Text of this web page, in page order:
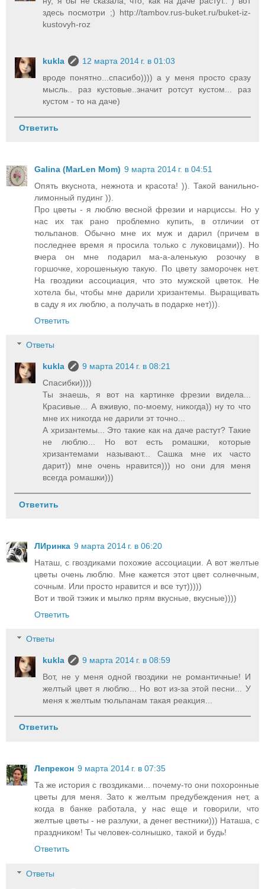
здесь посмотри ;) http://tambov.rus-buket.ru/buket-iz-
kustovyh-roz
kukla
12 марта 2014 г. в 01:03
вроде понятно...спасибо)))) а у меня просто сразу
мысль.. раз кустовые..значит ротсут кустом... раз
кустом - то на даче)
Ответить
Galina (MarLen Mom) 9 марта 2014 г. в 04:51
Опять вкуснота, нежнота и красота! )). Такой ванильно-
лимонный пудинг )).
Про цветы - я люблю весной фрезии и нарциссы. Но у
нас их так рано проблемно купить, в отличии от
тюльпанов. Обычно мне их муж и дарил (причем в
последнее время я просила только с луковицами)). Но
вчера он мне подарил ма-а-аленькую розочку в
горшочке, хорошенькую такую. По цвету заморочек нет.
На гвоздики ассоциация, что это мужской цветок. Не
хотела бы, чтобы мне дарили хризантемы. Выращивать
в саду я их люблю, а получать в подарке нет))).
Ответить
Ответы
kukla
9 марта 2014 г. в 08:21
Спасибки))))
Ты знаешь, я вот на картинке фрезии видела...
Красивые... А вживую, по-моему, никогда)) ну то что
мне их никогда не дарили эт точно...
А хризантемы... Это такие как на даче растут? Такие
не люблю... Но вот есть ромашки, которые
хризантемами называют... Сашка мне их часто
дарит)) мне очень нравится))) но они для меня
всегда ромашки)))
Ответить
ЛИринка 9 марта 2014 г. в 06:20
Наташ, с гвоздиками похожие ассоциации. А вот желтые
цветы очень люблю. Мне кажется этот цвет солнечным,
сочным. Или просто нравится и все тут)))))
Вот и твой тэжик и мылко прям вкусные, вкусные))))
Ответить
Ответы
kukla
9 марта 2014 г. в 08:59
Вот, не у меня одной гвоздики не романтичные! И
желтый цвет я люблю... Но вот из-за этой песни... У
меня к желтым тюльпанам такая реакция...
Ответить
Лепрекон 9 марта 2014 г. в 07:35
Та же история с гвоздиками... почему-то они похоронные
цветы для меня. Зато к желтым предубеждения нет, а
когда в банке работала, у нас еще и говорили, что
желтые цветы - не разлуки, а денег вестники))) Наташа, с
праздником! Ты человек-солнышко, такой и будь!
Ответить
Ответы